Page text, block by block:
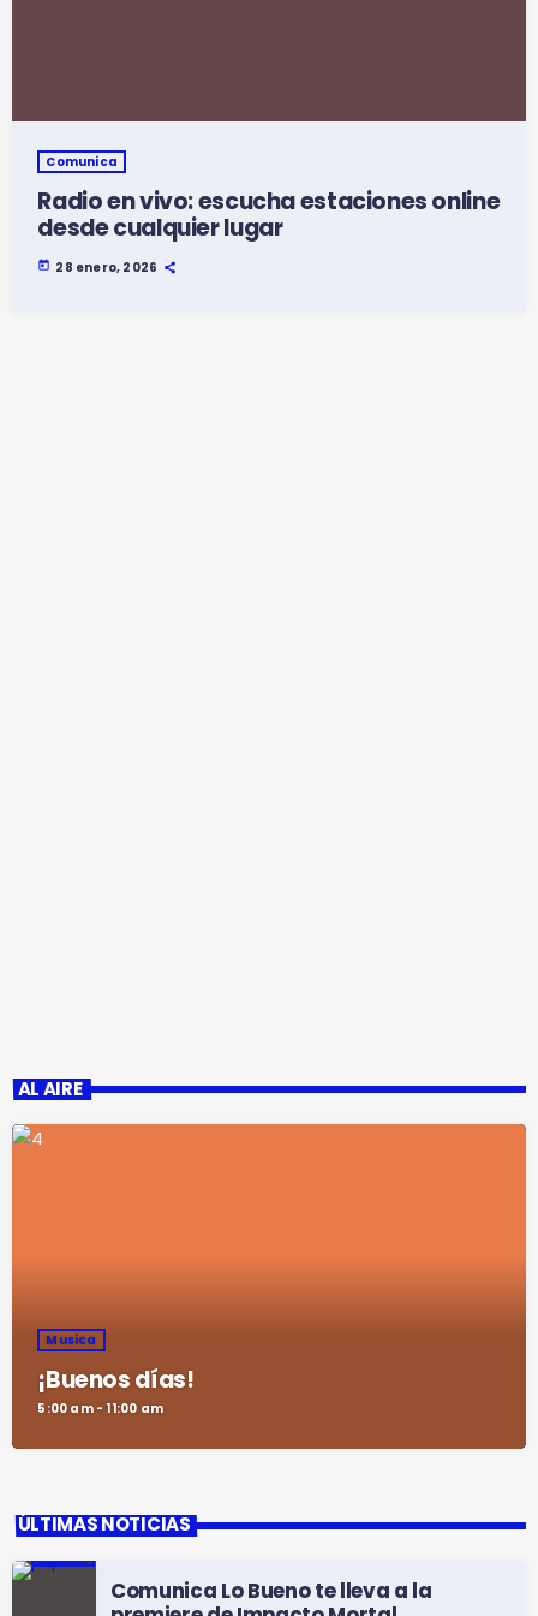
Comunica
Radio en vivo: escucha estaciones online
desde cualquier lugar
today 28 enero, 2026
AL AIRE
Musica
¡Buenos días!
5:00 am - 11:00 am
ÚLTIMAS NOTICIAS
Comunica Lo Bueno te lleva a la